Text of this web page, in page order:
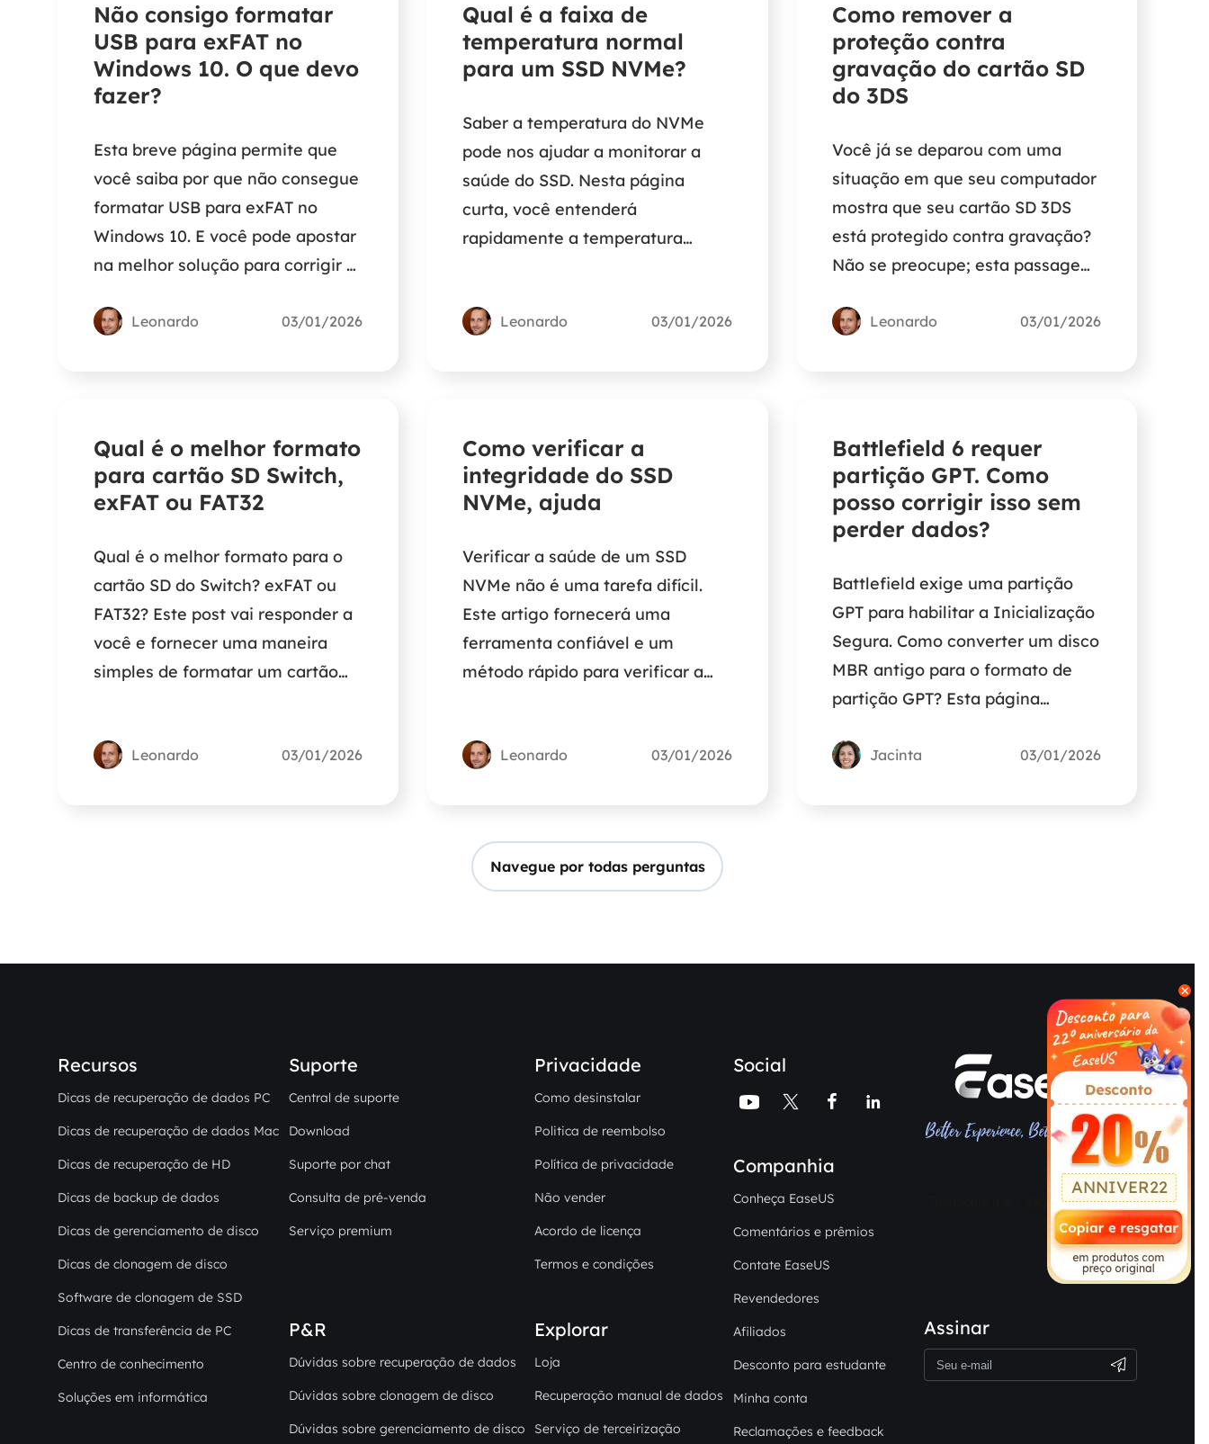

ANNIVER22
Não consigo formatar
USB para exFAT no
Windows 10. O que devo
fazer?
Esta breve página permite que
você saiba por que não consegue
formatar USB para exFAT no
Windows 10. E você pode apostar
na melhor solução para corrigir o
Leonardo 03/01/2026
Qual é a faixa de
temperatura normal
para um SSD NVMe?
Saber a temperatura do NVMe
pode nos ajudar a monitorar a
saúde do SSD. Nesta página
curta, você entenderá
rapidamente a temperatura
verificá-la.
Leonardo 03/01/2026
Como remover a
proteção contra
gravação do cartão SD
do 3DS
Você já se deparou com uma
situação em que seu computador
mostra que seu cartão SD 3DS
está protegido contra gravação?
Não se preocupe; esta passagem
remover a proteção contra
Leonardo 03/01/2026
Qual é o melhor formato
para cartão SD Switch,
exFAT ou FAT32
Qual é o melhor formato para o
cartão SD do Switch? exFAT ou
FAT32? Este post vai responder a
você e fornecer uma maneira
simples de formatar um cartão
Leonardo 03/01/2026
Como verificar a
integridade do SSD
NVMe, ajuda
Verificar a saúde de um SSD
NVMe não é uma tarefa difícil.
Este artigo fornecerá uma
ferramenta confiável e um
método rápido para verificar a
Leonardo 03/01/2026
Battlefield 6 requer
partição GPT. Como
posso corrigir isso sem
perder dados?
Battlefield exige uma partição
GPT para habilitar a Inicialização
Segura. Como converter um disco
MBR antigo para o formato de
partição GPT? Esta página
para ajudar.
Jacinta 03/01/2026
Navegue por todas perguntas
Recursos
Dicas de recuperação de dados PC
Dicas de recuperação de dados Mac
Dicas de recuperação de HD
Dicas de backup de dados
Dicas de gerenciamento de disco
Dicas de clonagem de disco
Software de clonagem de SSD
Dicas de transferência de PC
Centro de conhecimento
Soluções em informática
Suporte
Central de suporte
Download
Suporte por chat
Consulta de pré-venda
Serviço premium
P&R
Dúvidas sobre recuperação de dados
Dúvidas sobre clonagem de disco
Dúvidas sobre gerenciamento de disco
Privacidade
Como desinstalar
Politica de reembolso
Política de privacidade
Não vender
Acordo de licença
Termos e condições
Explorar
Loja
Recuperação manual de dados
Serviço de terceirização
Social
   
Companhia
Conheça EaseUS
Comentários e prêmios
Contate EaseUS
Revendedores
Afiliados
Desconto para estudante
Minha conta
Reclamações e feedback
Assinar